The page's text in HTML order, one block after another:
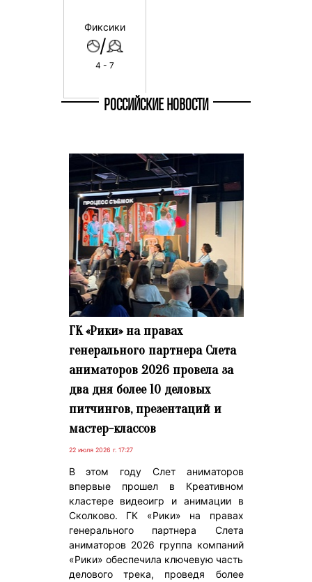
Фиксики
/
4 - 7
РОССИЙСКИЕ НОВОСТИ
ГК «Рики» на правах
генерального партнера Слета
аниматоров 2026 провела за
два дня более 10 деловых
питчингов, презентаций и
мастер-классов
22 июля 2026 г. 17:27
В этом году Слет аниматоров
впервые прошел в Креативном
кластере видеоигр и анимации в
Сколково. ГК «Рики» на правах
генерального партнера Слета
аниматоров 2026 группа компаний
«Рики» обеспечила ключевую часть
делового трека, проведя более